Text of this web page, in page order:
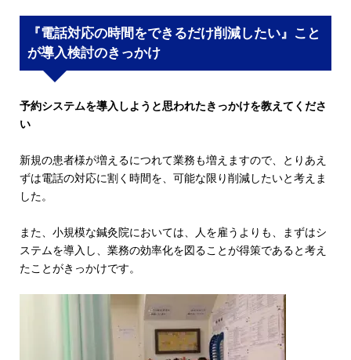
『電話対応の時間をできるだけ削減したい』こと
が導入検討のきっかけ
予約システムを導入しようと思われたきっかけを教えてくださ
い
新規の患者様が増えるにつれて業務も増えますので、とりあえ
ずは電話の対応に割く時間を、可能な限り削減したいと考えま
した。
また、小規模な鍼灸院においては、人を雇うよりも、まずはシ
ステムを導入し、業務の効率化を図ることが得策であると考え
たことがきっかけです。